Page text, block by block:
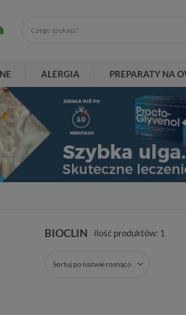
ALERGIA PREPARATY NA
BIOCLIN ilość produktów: 1
Sortuj po nazwie rosnąco